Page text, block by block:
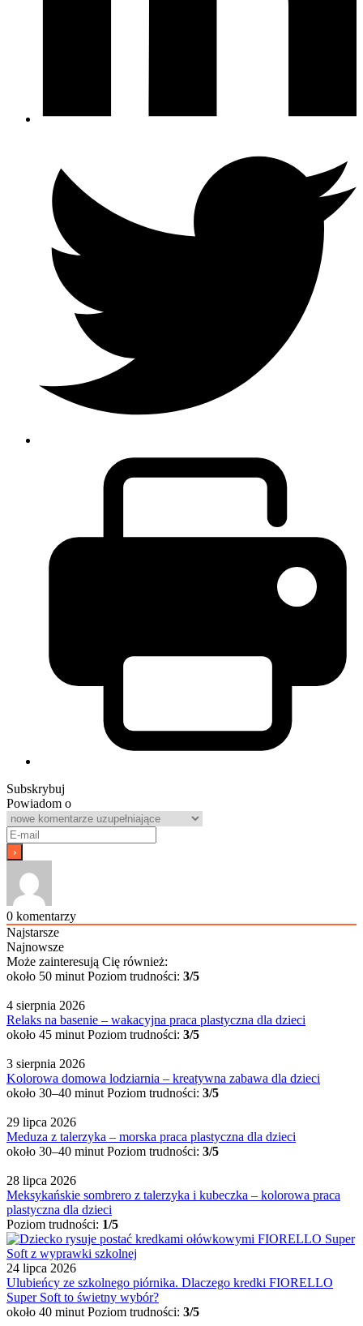
Subskrybuj
Powiadom o
0 komentarzy
Najstarsze
Najnowsze
Może zainteresują Cię również:
około 50 minut Poziom trudności: 3/5
4 sierpnia 2026
Relaks na basenie – wakacyjna praca plastyczna dla dzieci
około 45 minut Poziom trudności: 3/5
3 sierpnia 2026
Kolorowa domowa lodziarnia – kreatywna zabawa dla dzieci
około 30–40 minut Poziom trudności: 3/5
29 lipca 2026
Meduza z talerzyka – morska praca plastyczna dla dzieci
około 30–40 minut Poziom trudności: 3/5
28 lipca 2026
Meksykańskie sombrero z talerzyka i kubeczka – kolorowa praca
plastyczna dla dzieci
Poziom trudności: 1/5
24 lipca 2026
Ulubieńcy ze szkolnego piórnika. Dlaczego kredki FIORELLO
Super Soft to świetny wybór?
około 40 minut Poziom trudności: 3/5